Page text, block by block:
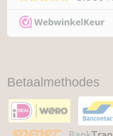
Betaalmethodes